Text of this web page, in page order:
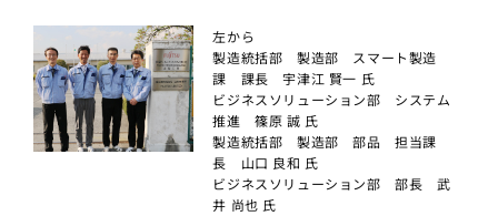
左から
製造統括部 製造部 スマート製造
課 課長 宇津江 賢一 氏
ビジネスソリューション部 システム
推進 篠原 誠 氏
製造統括部 製造部 部品 担当課
長 山口 良和 氏
ビジネスソリューション部 部長 武
井 尚也 氏